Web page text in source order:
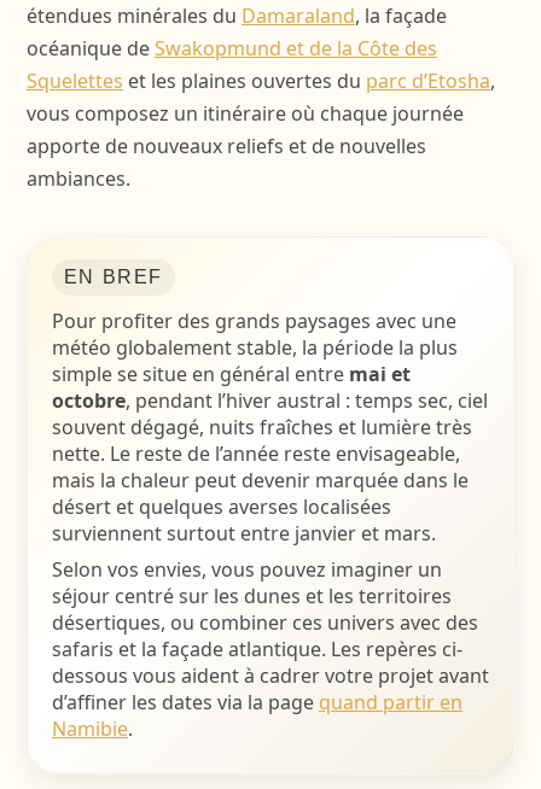
étendues minérales du Damaraland, la façade
océanique deSwakopmund et de la Côte des
Squelettes et les plaines ouvertes du parc d’Etosha,
vous composez un itinéraire où chaque journée
apporte de nouveaux reliefs et de nouvelles
ambiances.
EN BREF
Pour profiter des grands paysages avec une
météo globalement stable, la période la plus
simple se situe en général entremai et
octobre, pendant l’hiver austral : temps sec, ciel
souvent dégagé, nuits fraîches et lumière très
nette. Le reste de l’année reste envisageable,
mais la chaleur peut devenir marquée dans le
désert et quelques averses localisées
surviennent surtout entre janvier et mars.
Selon vos envies, vous pouvez imaginer un
séjour centré sur les dunes et les territoires
désertiques, ou combiner ces univers avec des
safaris et la façade atlantique. Les repères ci-
dessous vous aident à cadrer votre projet avant
d’affiner les dates via la page quand partir en
Namibie.